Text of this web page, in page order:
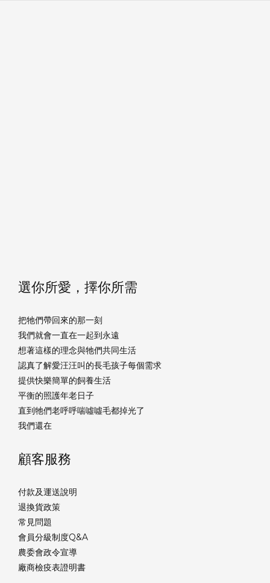
選你所愛，擇你所需
把牠們帶回來的那一刻
我們就會一直在一起到永遠
想著這樣的理念與牠們共同生活
認真了解愛汪汪叫的長毛孩子每個需求
提供快樂簡單的飼養生活
平衡的照護年老日子
直到牠們老呼呼喘噓噓毛都掉光了
我們還在
顧客服務
付款及運送說明
退換貨政策
常見問題
會員分級制度Q&A
農委會政令宣導
廠商檢疫表證明書